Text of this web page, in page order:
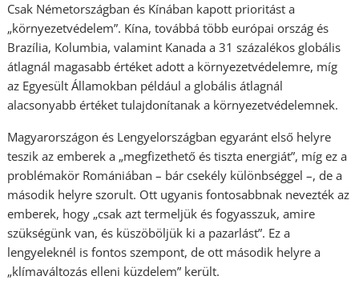
Csak Németországban és Kínában kapott prioritást a
„környezetvédelem”. Kína, továbbá több európai ország és
Brazília, Kolumbia, valamint Kanada a 31 százalékos globális
átlagnál magasabb értéket adott a környezetvédelemre, míg
az Egyesült Államokban például a globális átlagnál
alacsonyabb értéket tulajdonítanak a környezetvédelemnek.
Magyarországon és Lengyelországban egyaránt első helyre
teszik az emberek a „megfizethető és tiszta energiát”, míg ez a
problémakör Romániában – bár csekély különbséggel –, de a
második helyre szorult. Ott ugyanis fontosabbnak nevezték az
emberek, hogy „csak azt termeljük és fogyasszuk, amire
szükségünk van, és küszöböljük ki a pazarlást”. Ez a
lengyeleknél is fontos szempont, de ott második helyre a
„klímaváltozás elleni küzdelem” került.